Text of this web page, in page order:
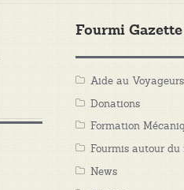
Fourmi Gazette
Aide au
Donations
Formation
Fourmis autour du
News